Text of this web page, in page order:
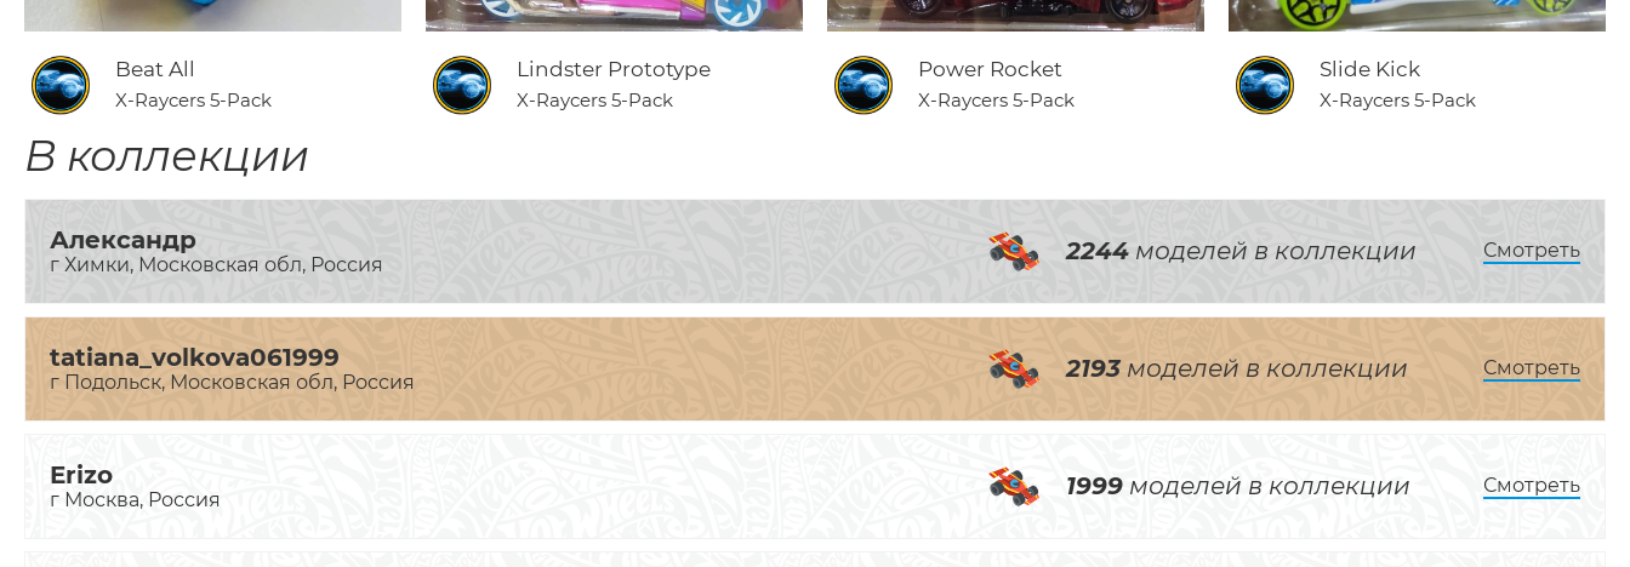
Beat All
X-Raycers 5-Pack
Lindster Prototype
X-Raycers 5-Pack
Power Rocket
X-Raycers 5-Pack
Slide Kick
X-Raycers 5-Pack
В коллекции
Александр
г Химки, Московская обл, Россия 2244 моделей в коллекции Смотреть
tatiana_volkova061999
г Подольск, Московская обл, Россия 2193моделей в коллекции Смотреть
Erizo
г Москва, Россия 1999 моделей в коллекции Смотреть